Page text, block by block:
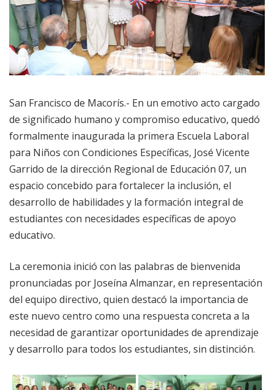
San Francisco de Macorís.- En un emotivo acto cargado
de significado humano y compromiso educativo, quedó
formalmente inaugurada la primera Escuela Laboral
para Niños con Condiciones Específicas, José Vicente
Garrido de la dirección Regional de Educación 07, un
espacio concebido para fortalecer la inclusión, el
desarrollo de habilidades y la formación integral de
estudiantes con necesidades específicas de apoyo
educativo.
La ceremonia inició con las palabras de bienvenida
pronunciadas por Joseína Almanzar, en representación
del equipo directivo, quien destacó la importancia de
este nuevo centro como una respuesta concreta a la
necesidad de garantizar oportunidades de aprendizaje
y desarrollo para todos los estudiantes, sin distinción.